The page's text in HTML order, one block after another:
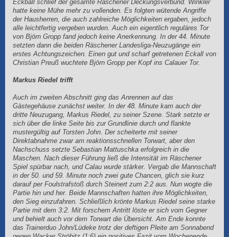
Eckball schlief der gesamte Räschener Deckungsverbund. Winkler
hatte keine Mühe mehr zu vollenden. Es folgten wütende Angriffe
der Hausherren, die auch zahlreiche Möglichkeiten ergaben, jedoch
alle leichtfertig vergeben wurden. Auch ein eigentlich reguläres Tor
von Björn Gropp fand jedoch keine Anerkennung. In der 44. Minute
setzten dann die beiden Räschener Landesliga-Neuzugänge ein
erstes Achtungszeichen. Einen gut und scharf getretenen Eckall von
Christian Preuß wuchtete Björn Gropp per Kopf ins Calauer Tor.
Markus Riedel trifft
Auch im zweiten Abschnitt ging das Anrennen auf das
Gästegehäuse zunächst weiter. In der 48. Minute kam auch der
dritte Neuzugang, Markus Riedel, zu seiner Szene. Stark setzte er
sich über die linke Seite bis zur Grundlinie durch und flankte
mustergültig auf Torsten John. Der scheiterte mit seiner
Direktabnahme zwar am reaktionsschnellen Torwart, aber den
Nachschuss setzte Sebastian Mattuschka erfolgreich in die
Maschen. Nach dieser Führung ließ die Intensität im Räschener
Spiel spürbar nach, und Calau wurde stärker. Vergab die Mannschaft
in der 50. und 59. Minute noch zwei gute Chancen, glich sie kurz
darauf per Foulstrafstoß durch Steinert zum 2:2 aus. Nun wogte die
Partie hin und her. Beide Mannschaften hatten ihre Möglichkeiten,
den Sieg einzufahren. Schließlich krönte Markus Riedel seine starke
Partie mit dem 3:2. Mit forschem Antritt löste er sich vom Gegner
und behielt auch vor dem Torwart die Übersicht. Am Ende konnte
das Trainerduo John/Lüdeke trotz der deftigen Pleite am Sonnabend